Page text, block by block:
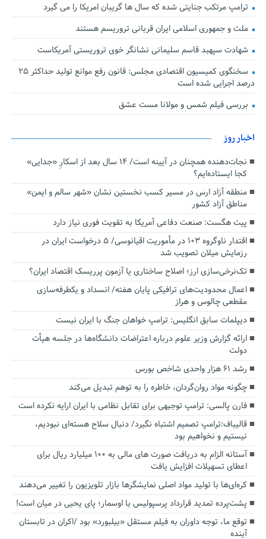
ترامپ مرتکب جنایتی شده که سال ها گریبان امریکا را می گیرد
ملت و جمهوری اسلامی ایران قربانی تروریسم هستند
شهادت سپهبد قاسم سلیمانی نشانگر خوی تروریستی آمریکاست
سخنگوی کمیسیون اقتصادی مجلس: قانون رفع موانع تولید حداکثر ۲۵
درصد اجرایی شده است
بررسی فیلم شمس و مولانا مست عشق
اخبار روز
نجات‌دهنده‌ همچنان در آیینه است/ ۱۴ سال بعد از اسکارِ «جدایی»
کجا ایستاده‌ایم؟
منطقه آزاد ارس در مسیر کسب نخستین نشان «شهر سالم و ایمن»
مناطق آزاد کشور
پیت هگست: صنعت دفاعی آمریکا به تقویت فوری نیاز دارد
اقتدار ناوگروه ۱۰۳ در مأموریت‌ اقیانوسی/ ۵ درخواست ایران در
رزمایش میلان تصویب شد
تک‌نرخی‌سازی ارز؛ اصلاح ساختاری یا آزمون پرریسک اقتصاد ایران؟
اعمال محدودیت‌های ترافیکی پایان هفته/ انسداد و یکطرفه‌سازی
مقطعی چالوس و هراز
دیپلمات سابق انگلیس:‌ ترامپ خواهان جنگ با ایران نیست
ارائه گزارش وزیر علوم درباره اعتراضات دانشگاه‌ها در جلسه هیأت
دولت
رشد ۶۱ هزار واحدی شاخص بورس
چگونه مواد روان‌گردان، خاطره را به توهم تبدیل می‌کند
فارن پالسی: ترامپ توجیهی برای تقابل نظامی با ایران ارایه نکرده است
قالیباف:ترامپ تصمیم اشتباه نگیرد/ دنبال سلاح هسته‌ای نبودیم،
نیستیم و نخواهیم بود
آستانه الزام به دریافت صورت های مالی به ۱۰۰ میلیارد ریال برای
اعطای تسهیلات افزایش یافت
کره‌ای‌ها با تولید مواد اصلی نمایشگرها بازار تلویزیون را تغییر می‌دهند
پشت‌پرده تمدید قرارداد پرسپولیس با اوسمار؛ پای یحیی در میان است!
توقع ما، توجه داوران به فیلم مستقل «بیلبورد» بود /اکران در تابستان
آینده